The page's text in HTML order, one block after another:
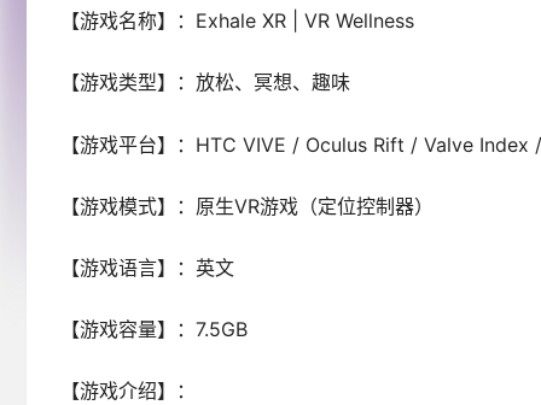
【游戏名称】：Exhale XR | VR Wellness
【游戏类型】：放松、冥想、趣味
【游戏平台】：HTC VIVE / Oculus Rift / Valve Index
【游戏模式】：原生VR游戏（定位控制器）
【游戏语言】：英文
【游戏容量】：7.5GB
【游戏介绍】：